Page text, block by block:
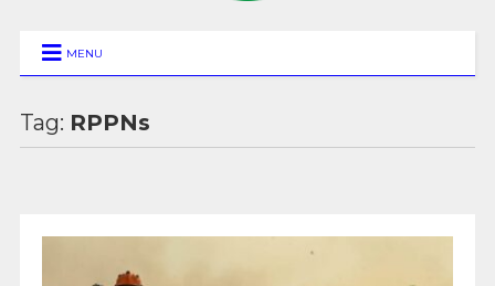
MENU
Tag: RPPNs